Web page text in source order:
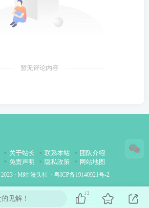
暂无评论内容
关于站长 联系本站
团队介绍
免责声明 隐私政策 网站地图
· M站 漫头社 · 粤ICP备19140921号-2
见解！
12